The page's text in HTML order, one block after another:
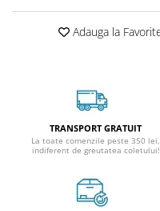
Adauga la
TRANSPORT GRATUIT
La toate comenzile peste 350 lei,
indiferent de greutatea coletului!